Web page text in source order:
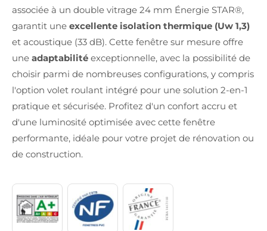
associée à un double vitrage 24 mm Énergie STAR®,
garantit une excellente isolation thermique (Uw 1,3)
et acoustique (33 dB). Cette fenêtre sur mesure offre
une adaptabilité exceptionnelle, avec la possibilité de
choisir parmi de nombreuses configurations, y compris
l'option volet roulant intégré pour une solution 2-en-1
pratique et sécurisée. Profitez d'un confort accru et
d'une luminosité optimisée avec cette fenêtre
performante, idéale pour votre projet de rénovation ou
de construction.